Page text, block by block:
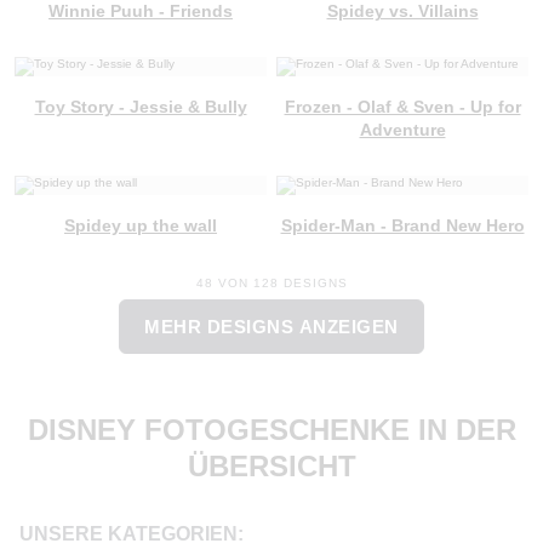
Winnie Puuh - Friends Spidey vs. Villains
Toy Story - Jessie & Bully
Frozen - Olaf & Sven - Up for
Adventure
Spidey up the wall Spider-Man - Brand New Hero
48 VON 128 DESIGNS
MEHR DESIGNS ANZEIGEN
DISNEY FOTOGESCHENKE IN DER
ÜBERSICHT
UNSERE KATEGORIEN: